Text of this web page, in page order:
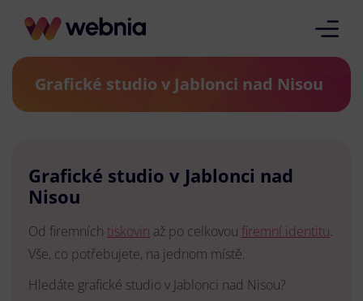
Grafické studio v Jablonci nad Nisou
Grafické studio v Jablonci nad
Nisou
Od firemních tiskovin až po celkovou firemní identitu.
Vše, co potřebujete, na jednom místě.
Hledáte grafické studio v Jablonci nad Nisou?